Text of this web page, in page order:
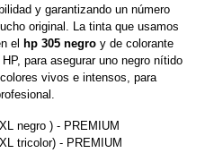
y garantizando un número
original. La tinta que usamos
el hp 305 negro y de colorante
HP, para asegurar uno negro nítido
vivos e intensos, para
negro ) - PREMIUM
tricolor) - PREMIUM